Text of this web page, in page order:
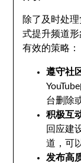
除了及时处
式提升频道
有效的策略：
遵守社
台删除
积极互
回应建
道，可
发布高